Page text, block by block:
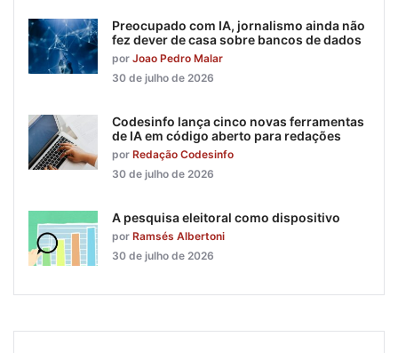
Preocupado com IA, jornalismo ainda não
fez dever de casa sobre bancos de dados
por Joao Pedro Malar
30 de julho de 2026
Codesinfo lança cinco novas ferramentas
de IA em código aberto para redações
por Redação Codesinfo
30 de julho de 2026
A pesquisa eleitoral como dispositivo
por Ramsés Albertoni
30 de julho de 2026